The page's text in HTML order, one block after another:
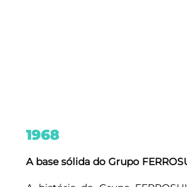
1968
A base sólida do Grupo